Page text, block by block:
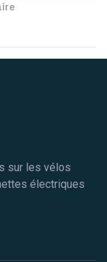
sur les vélos
électriques